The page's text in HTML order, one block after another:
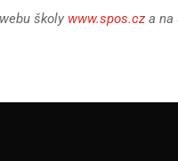
školy www.spos.cz a